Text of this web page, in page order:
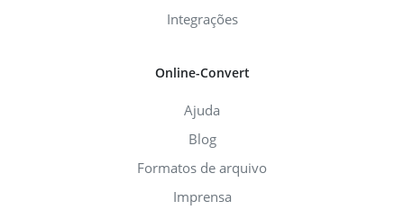
Integrações
Online-Convert
Ajuda
Blog
Formatos de arquivo
Imprensa